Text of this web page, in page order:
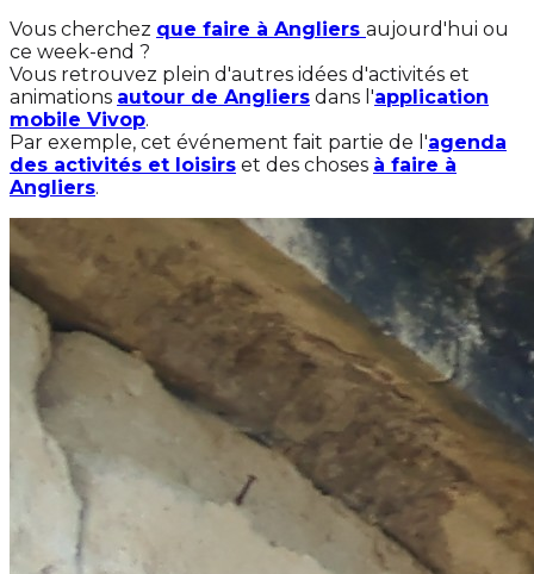
Vous cherchez que faire à Angliers aujourd'hui ou
ce week-end ?
Vous retrouvez plein d'autres idées d'activités et
animations autour de Angliers dans l'application
mobile Vivop.
Par exemple, cet événement fait partie de l'agenda
des activités et loisirs et des choses à faire à
Angliers.